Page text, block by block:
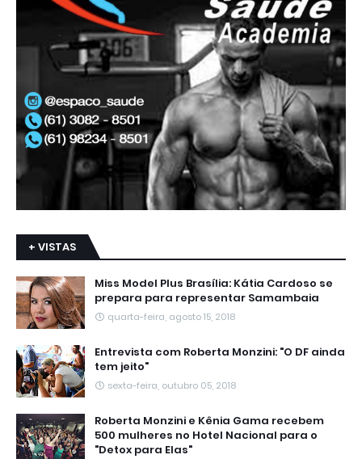
+ VISTAS
Miss Model Plus Brasília: Kátia Cardoso se
prepara para representar Samambaia
quarta-feira, agosto 15, 2018
Entrevista com Roberta Monzini: "O DF ainda
tem jeito"
sexta-feira, outubro 05, 2018
Roberta Monzini e Kênia Gama recebem
500 mulheres no Hotel Nacional para o
"Detox para Elas"